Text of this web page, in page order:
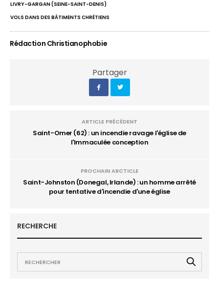
LIVRY-GARGAN (SEINE-SAINT-DENIS)
VOLS DANS DES BÂTIMENTS CHRÉTIENS
Rédaction Christianophobie
Partager
ARTICLE PRÉCÉDENT
Saint-Omer (62) : un incendie ravage l'église de
l'Immaculée conception
PROCHAIN ARCTICLE
Saint-Johnston (Donegal, Irlande) : un homme arrêté
pour tentative d'incendie d'une église
RECHERCHE